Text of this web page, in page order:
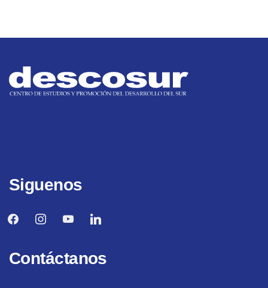
Siguenos
facebookinstagramyoutubelinkedin
Contáctanos